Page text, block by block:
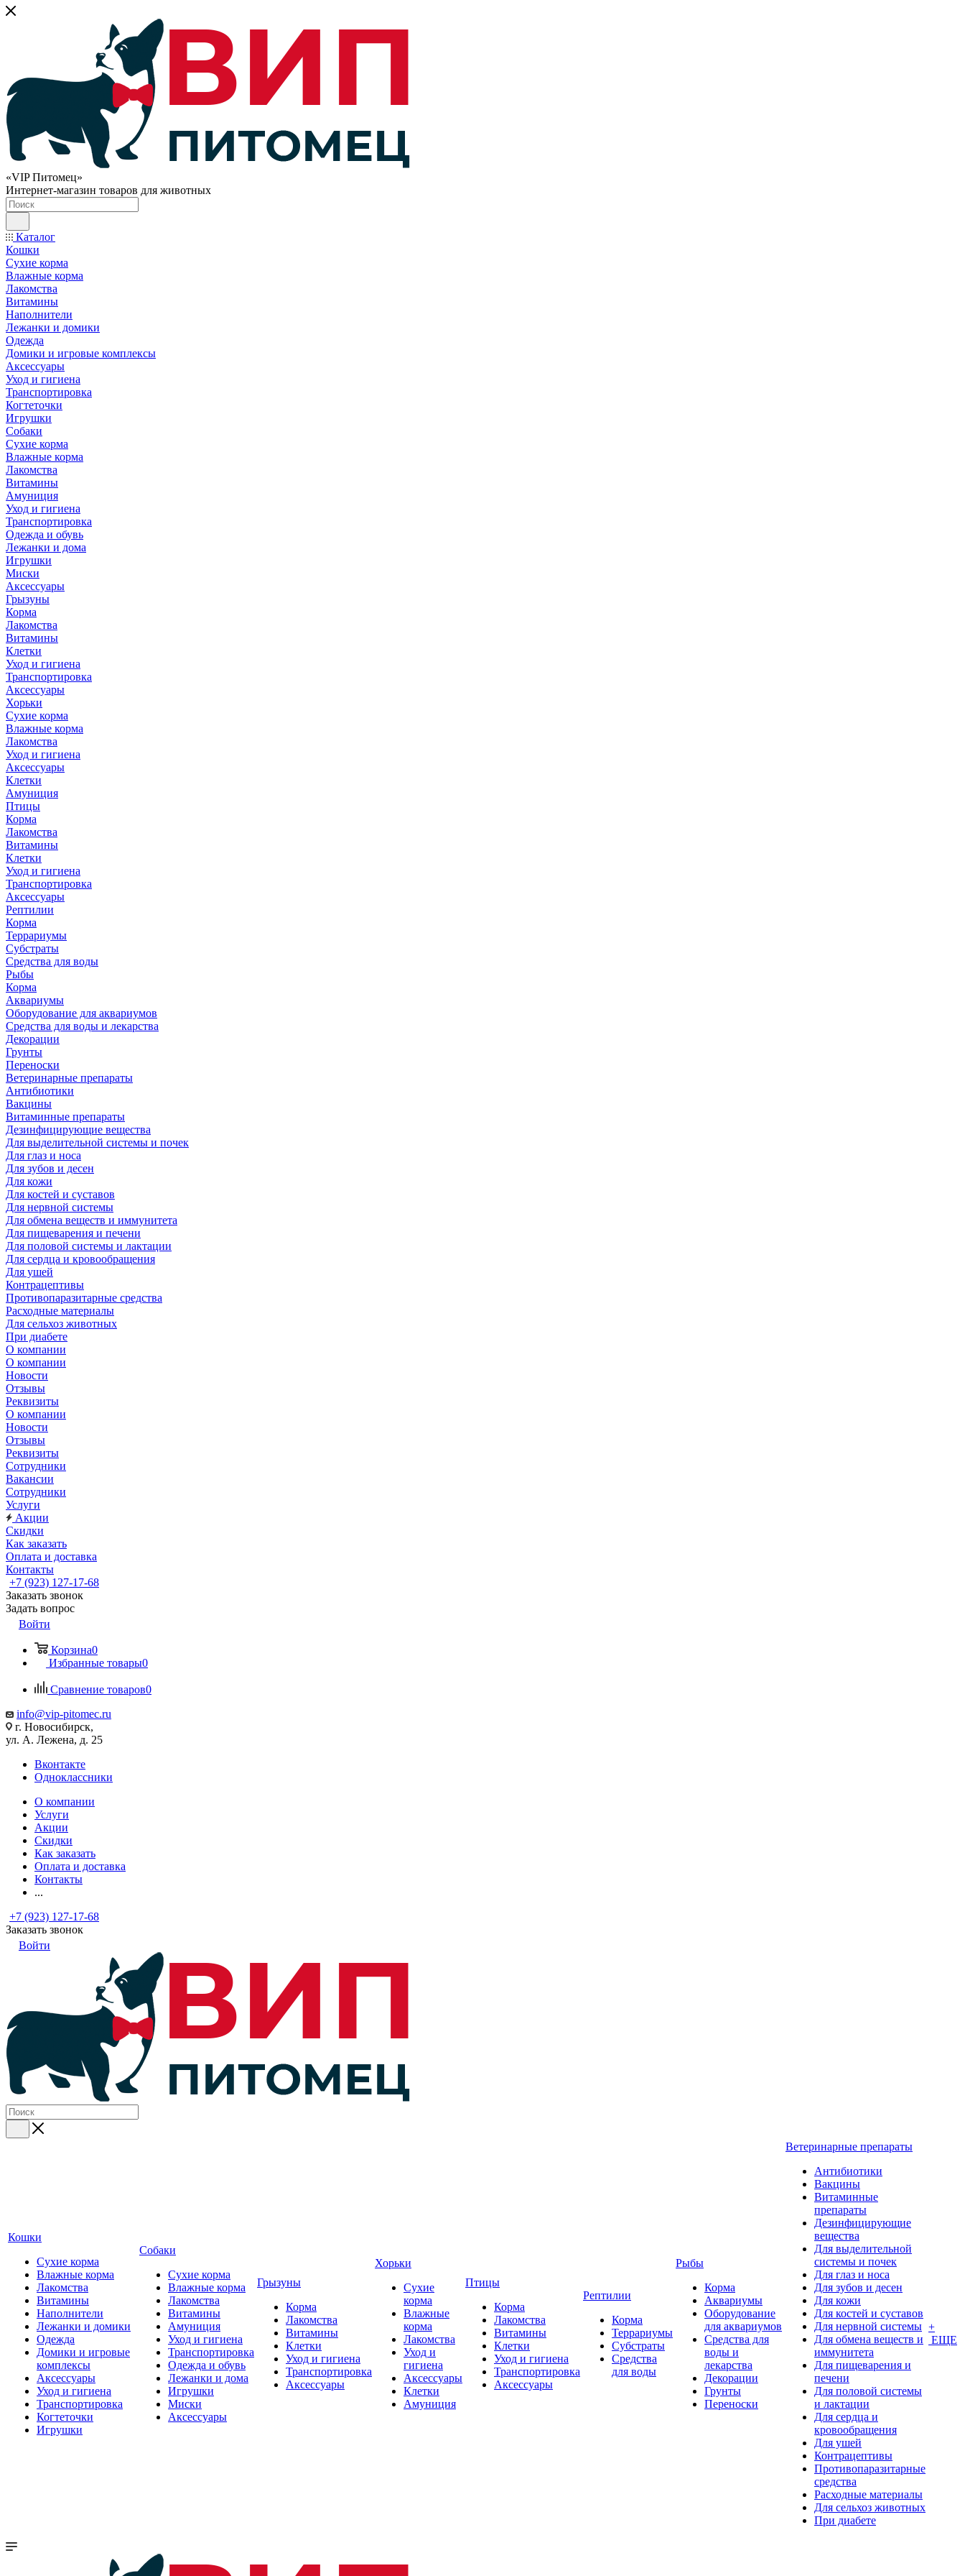
«VIP Питомец»
Интернет-магазин товаров для животных
Каталог
Кошки
Сухие корма
Влажные корма
Лакомства
Витамины
Наполнители
Лежанки и домики
Одежда
Домики и игровые комплексы
Аксессуары
Уход и гигиена
Транспортировка
Когтеточки
Игрушки
Собаки
Сухие корма
Влажные корма
Лакомства
Витамины
Амуниция
Уход и гигиена
Транспортировка
Одежда и обувь
Лежанки и дома
Игрушки
Миски
Аксессуары
Грызуны
Корма
Лакомства
Витамины
Клетки
Уход и гигиена
Транспортировка
Аксессуары
Хорьки
Сухие корма
Влажные корма
Лакомства
Уход и гигиена
Аксессуары
Клетки
Амуниция
Птицы
Корма
Лакомства
Витамины
Клетки
Уход и гигиена
Транспортировка
Аксессуары
Рептилии
Корма
Террариумы
Субстраты
Средства для воды
Рыбы
Корма
Аквариумы
Оборудование для аквариумов
Средства для воды и лекарства
Декорации
Грунты
Переноски
Ветеринарные препараты
Антибиотики
Вакцины
Витаминные препараты
Дезинфицирующие вещества
Для выделительной системы и почек
Для глаз и носа
Для зубов и десен
Для кожи
Для костей и суставов
Для нервной системы
Для обмена веществ и иммунитета
Для пищеварения и печени
Для половой системы и лактации
Для сердца и кровообращения
Для ушей
Контрацептивы
Противопаразитарные средства
Расходные материалы
Для сельхоз животных
При диабете
О компании
О компании
Новости
Отзывы
Реквизиты
О компании
Новости
Отзывы
Реквизиты
Сотрудники
Вакансии
Сотрудники
Услуги
Акции
Скидки
Как заказать
Оплата и доставка
Контакты
+7 (923) 127-17-68
Заказать звонок
Задать вопрос
Войти
Корзина0
Избранные товары0
Сравнение товаров0
info@vip-pitomec.ru
г. Новосибирск,
ул. А. Лежена, д. 25
Вконтакте
Одноклассники
О компании
Услуги
Акции
Скидки
Как заказать
Оплата и доставка
Контакты
...
+7 (923) 127-17-68
Заказать звонок
Войти
Кошки
Сухие корма
Влажные корма
Лакомства
Витамины
Наполнители
Лежанки и домики
Одежда
Домики и игровые
комплексы
Аксессуары
Уход и гигиена
Транспортировка
Когтеточки
Игрушки
Собаки
Сухие корма
Влажные корма
Лакомства
Витамины
Амуниция
Уход и гигиена
Транспортировка
Одежда и обувь
Лежанки и дома
Игрушки
Миски
Аксессуары
Грызуны
Корма
Лакомства
Витамины
Клетки
Уход и гигиена
Транспортировка
Аксессуары
Хорьки
Сухие
корма
Влажные
корма
Лакомства
Уход и
гигиена
Аксессуары
Клетки
Амуниция
Птицы
Корма
Лакомства
Витамины
Клетки
Уход и гигиена
Транспортировка
Аксессуары
Рептилии
Корма
Террариумы
Субстраты
Средства
для воды
Рыбы
Корма
Аквариумы
Оборудование
для аквариумов
Средства для
воды и
лекарства
Декорации
Грунты
Переноски
Ветеринарные препараты
Антибиотики
Вакцины
Витаминные
препараты
Дезинфицирующие
вещества
Для выделительной
системы и почек
Для глаз и носа
Для зубов и десен
Для кожи
Для костей и суставов
Для нервной системы
Для обмена веществ и
иммунитета
Для пищеварения и
печени
Для половой системы
и лактации
Для сердца и
кровообращения
Для ушей
Контрацептивы
Противопаразитарные
средства
Расходные материалы
Для сельхоз животных
При диабете
+
ЕЩЕ